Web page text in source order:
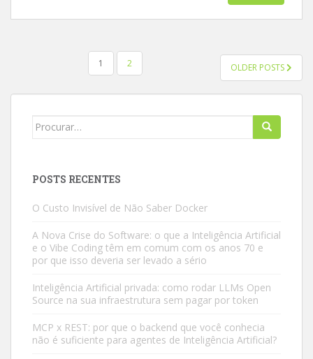
NAVEGAÇÃO
POSTS
1 2 OLDER POSTS
Search
POSTS RECENTES
O Custo Invisível de Não Saber Docker
A Nova Crise do Software: o que a Inteligência Artificial
e o Vibe Coding têm em comum com os anos 70 e
por que isso deveria ser levado a sério
Inteligência Artificial privada: como rodar LLMs Open
Source na sua infraestrutura sem pagar por token
MCP x REST: por que o backend que você conhecia
não é suficiente para agentes de Inteligência Artificial?